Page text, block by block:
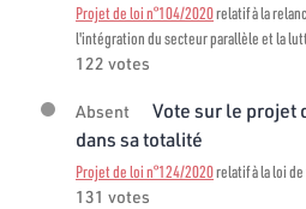
Projet de loi n°104/2020relatif à la
l'intégration du secteur parallèle et la
122 votes
Absent
Vote sur le projet
dans sa totalité
Projet de loi n°124/2020relatif à la loi
131 votes